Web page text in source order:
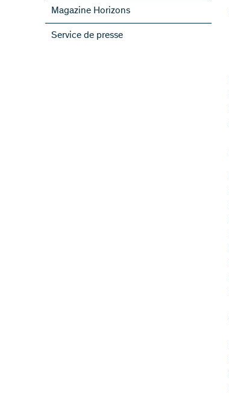
S’abonner à la newsletter du FNS
S’abonner aux newsletter des PRN
ScienceGeist
Magazine Horizons
Service de presse